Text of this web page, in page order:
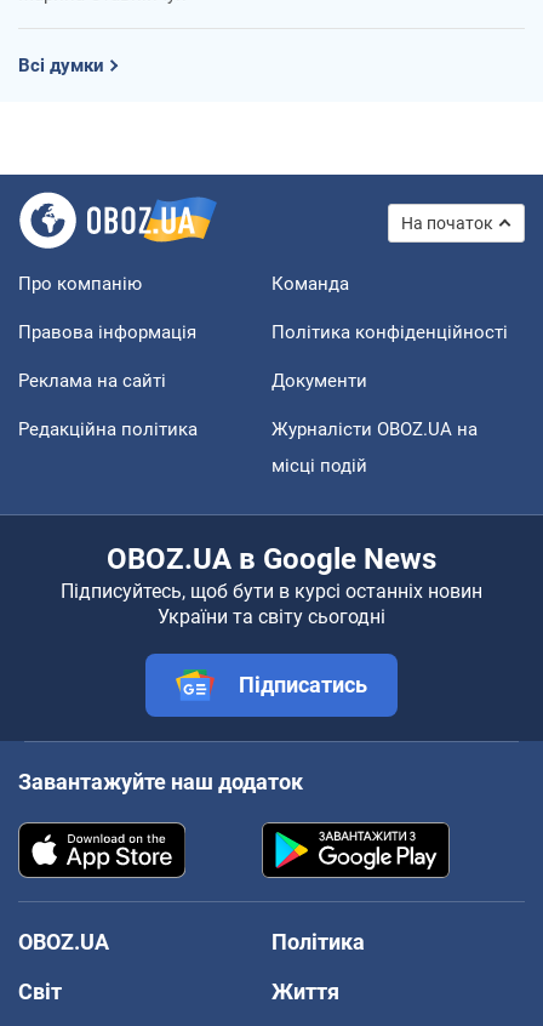
Всі думки
На початок
Про компанію Команда
Правова інформація Політика конфіденційності
Реклама на сайті Документи
Редакційна політика
Журналісти OBOZ.UA на
місці подій
OBOZ.UA в Google News
Підписуйтесь, щоб бути в курсі останніх новин
України та світу сьогодні
Підписатись
Завантажуйте наш додаток
OBOZ.UA
Політика
Світ
Життя